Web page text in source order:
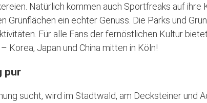
Natürlich kommen auch Sportfreaks auf ihre
Grünflächen ein echter Genuss. Die Parks und
Für alle Fans der fernöstlichen Kultur
Korea, Japan und China mitten in Köln!
pur
sucht, wird im Stadtwald, am Decksteiner und